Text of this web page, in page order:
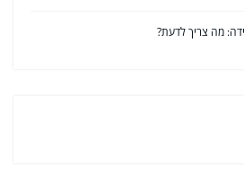
מה צריך לדעת?